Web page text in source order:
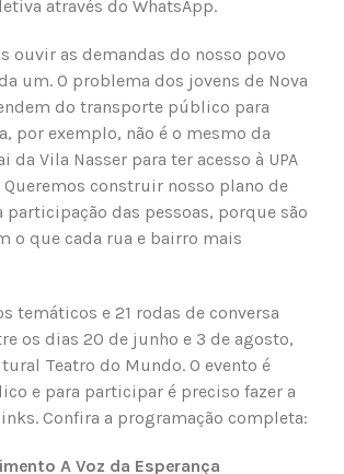
através do WhatsApp.
ouvir as demandas do nosso povo
um. O problema dos jovens de Nova
do transporte público para
por exemplo, não é o mesmo da
da Vila Nasser para ter acesso à UPA
construir nosso plano de
participação das pessoas, porque são
o que cada rua e bairro mais
temáticos e 21 rodas de conversa
os dias 20 de junho e 3 de agosto,
Teatro do Mundo. O evento é
e para participar é preciso fazer a
Confira a programação completa:
A Voz da Esperança